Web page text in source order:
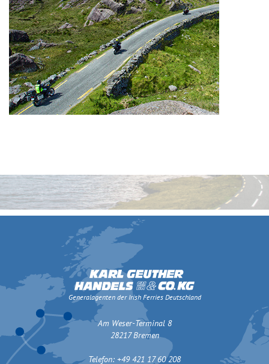
Generalagenten der Irish Ferries Deutschland
Am Weser-Terminal 8
28217 Bremen
Telefon: +49 421 17 60 208